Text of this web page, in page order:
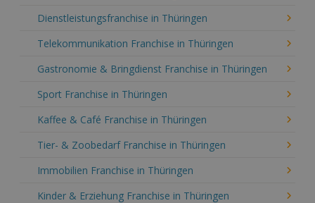
Dienstleistungsfranchise in Thüringen
Telekommunikation Franchise in Thüringen
Gastronomie & Bringdienst Franchise in Thüringen
Sport Franchise in Thüringen
Kaffee & Café Franchise in Thüringen
Tier- & Zoobedarf Franchise in Thüringen
Immobilien Franchise in Thüringen
Kinder & Erziehung Franchise in Thüringen